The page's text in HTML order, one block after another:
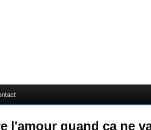
l'amour quand ça ne